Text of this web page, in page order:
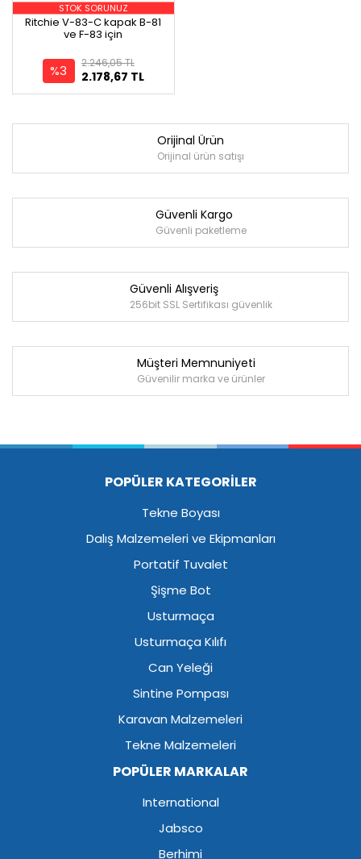
STOK SORUNUZ
Ritchie V-83-C kapak B-81
ve F-83 için
%3 2.178,67 TL
2.246,05 TL
Orijinal Ürün
Orijinal ürün satışı
Güvenli Kargo
Güvenli paketleme
Güvenli Alışveriş
256bit SSL Sertifikası güvenlik
Müşteri Memnuniyeti
Güvenilir marka ve ürünler
POPÜLER KATEGORİLER
Tekne Boyası
Dalış Malzemeleri ve Ekipmanları
Portatif Tuvalet
Şişme Bot
Usturmaça
Usturmaça Kılıfı
Can Yeleği
Sintine Pompası
Karavan Malzemeleri
Tekne Malzemeleri
POPÜLER MARKALAR
International
Jabsco
Berhimi